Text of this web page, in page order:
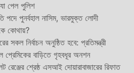
পেল পুলিশ
পদে পুনর্বহাল নাসিম, ভারমুক্ত লোদী
কোথায়?
সকল নির্বাচন অনুষ্ঠিত হবে: প্রতিমন্ত্রী
প্রেমিকের বাড়িতে গৃহবধূর অনশন
রেঞ্জের শ্রেষ্ঠ এসআই দোয়ারাবাজারের রিফাত